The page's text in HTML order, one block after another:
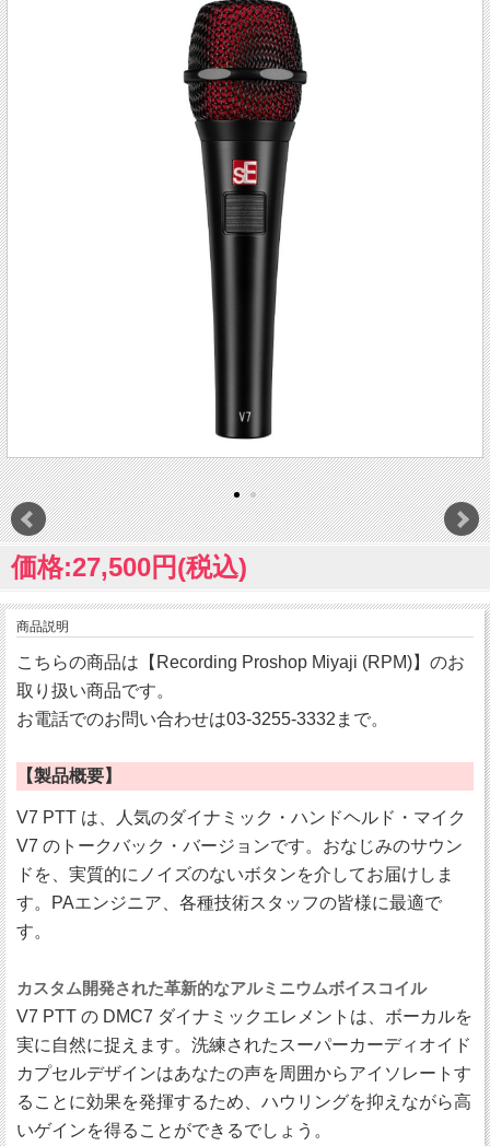
価格:27,500円(税込)
商品説明
こちらの商品は【Recording Proshop Miyaji (RPM)】のお
取り扱い商品です。
お電話でのお問い合わせは03-3255-3332まで。
【製品概要】
V7 PTT は、人気のダイナミック・ハンドヘルド・マイク
V7 のトークバック・バージョンです。おなじみのサウン
ドを、実質的にノイズのないボタンを介してお届けしま
す。PAエンジニア、各種技術スタッフの皆様に最適で
す。
カスタム開発された革新的なアルミニウムボイスコイル
V7 PTT の DMC7 ダイナミックエレメントは、ボーカルを
実に自然に捉えます。洗練されたスーパーカーディオイド
カプセルデザインはあなたの声を周囲からアイソレートす
ることに効果を発揮するため、ハウリングを抑えながら高
いゲインを得ることができるでしょう。